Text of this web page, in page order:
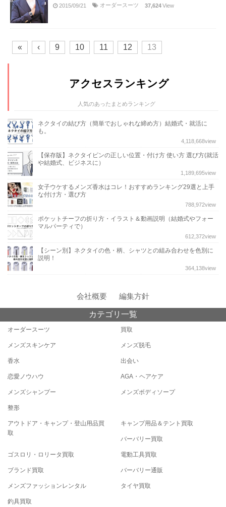
2015/09/21 オーダースーツ 37,624View
« ‹ 9 10 11 12 13
アクセスランキング
人気のあったまとめランキング
ネクタイの結び方（簡単でおしゃれな締め方）結婚式・就活に
も。
4,118,668view
【保存版】ネクタイピンの正しい位置・付け方 使い方 選び方(就活
や結婚式、ビジネスに）
1,189,695view
女子ウケするメンズ香水はコレ！おすすめランキング29選と上手
な付け方・選び方
788,972view
ポケットチーフの折り方・イラスト＆動画説明（結婚式やフォー
マルパーティで）
612,372view
【シーン別】ネクタイの色・柄、シャツとの組み合わせを色別に
説明！
364,138view
会社概要 編集方針
カテゴリ一覧
オーダースーツ 買取
メンズスキンケア メンズ脱毛
香水 出会い
恋愛ノウハウ AGA・ヘアケア
メンズシャンプー メンズボディソープ
整形
アウトドア・キャンプ・登山用品買
取
キャンプ用品＆テント買取
バーバリー買取
ゴスロリ・ロリータ買取 電動工具買取
ブランド買取 バーバリー通販
メンズファッションレンタル タイヤ買取
釣具買取